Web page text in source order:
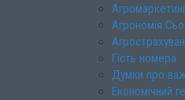
Агрономія
Гість номера
Думки про
Економічний